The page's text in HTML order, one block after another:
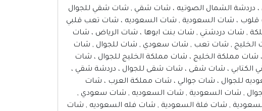
، دردشة الشمال الصوتيه ، شات شقي , شات شقي للجوال
قلوب ، شات السعودية , شات السعوديه ، شات تعب قلبي
, شات دردشتي , شات بنت ابوها ، شات الرياض ، شات
الخليج , شات تعب , شات سعودي , شات للجوال , شات
مملكة الخليج ، شات مملكة الخليج للجوال ، شات
، شات شقى ، شات شقى للجوال ، دردشة شقي ،
للجوال ، شات جوالي ، شات مملكة العرب ، شات
الجوال , شات السعودية , شات السعوديه , شات سعودي ,
, شات فلة السعودية , شات فله السعوديه , شات